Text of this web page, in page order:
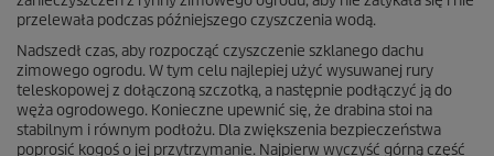
przelewała podczas późniejszego czyszczenia wodą.
Nadszedł czas, aby rozpocząć czyszczenie szklanego dachu
zimowego ogrodu. W tym celu najlepiej użyć wysuwanej rury
teleskopowej z dołączoną szczotką, a następnie podłączyć ją do
węża ogrodowego. Konieczne upewnić się, że drabina stoi na
stabilnym i równym podłożu. Dla zwiększenia bezpieczeństwa
poprosić kogoś o jej przytrzymanie. Najpierw wyczyść górną część